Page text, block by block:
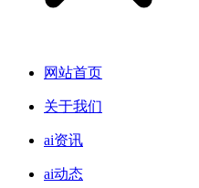
网站首页
关于我们
ai资讯
ai动态